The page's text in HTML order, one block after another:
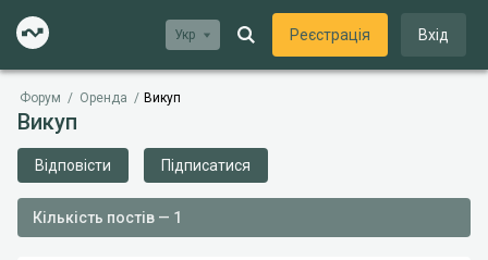
Укр Реєстрація Вхід
Форум / Оренда / Викуп
Викуп
Відповісти Підписатися
Кількість постів — 1